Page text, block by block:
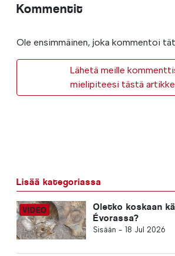
Kommentit
Ole ensimmäinen, joka kommentoi
Lähetä meille
mielipiteesi tästä
Lisää kategoriassa
Oletko koskaan
Évorassa?
Sisään - 18 Jul 2026